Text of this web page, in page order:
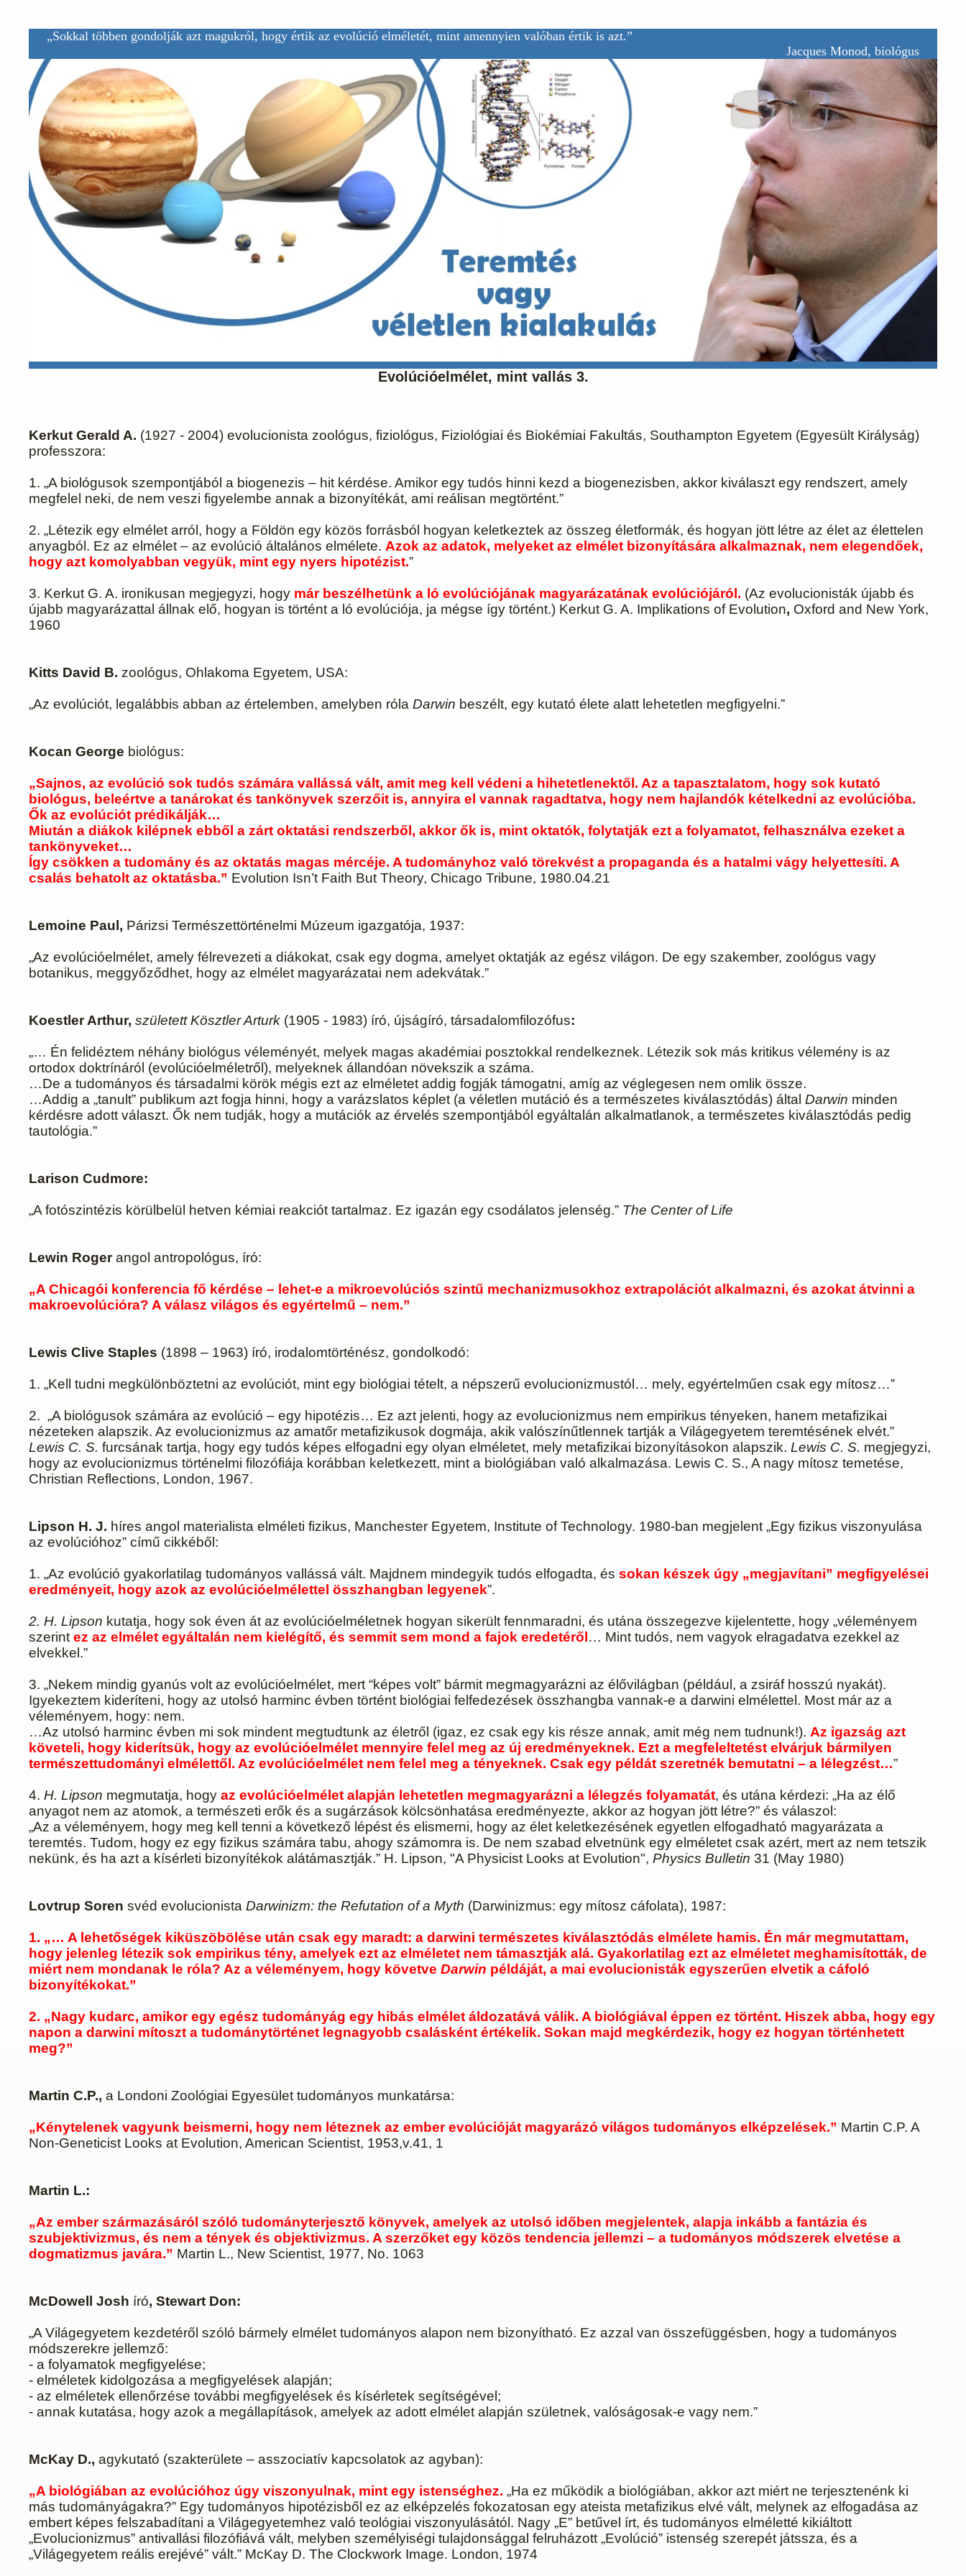
„Sokkal többen gondolják azt magukról, hogy értik az evolúció elméletét, mint amennyien valóban értik is azt.”
Jacques Monod, biológus
Evolúcióelmélet, mint vallás 3.
Kerkut Gerald A. (1927 - 2004) evolucionista zoológus, fiziológus, Fiziológiai és Biokémiai Fakultás, Southampton Egyetem (Egyesült Királyság)
professzora:
1. „A biológusok szempontjából a biogenezis – hit kérdése. Amikor egy tudós hinni kezd a biogenezisben, akkor kiválaszt egy rendszert, amely
megfelel neki, de nem veszi figyelembe annak a bizonyítékát, ami reálisan megtörtént.”
2. „Létezik egy elmélet arról, hogy a Földön egy közös forrásból hogyan keletkeztek az összeg életformák, és hogyan jött létre az élet az élettelen
anyagból. Ez az elmélet – az evolúció általános elmélete. Azok az adatok, melyeket az elmélet bizonyítására alkalmaznak, nem elegendőek,
hogy azt komolyabban vegyük, mint egy nyers hipotézist.”
3. Kerkut G. A. ironikusan megjegyzi, hogy már beszélhetünk a ló evolúciójának magyarázatának evolúciójáról. (Az evolucionisták újabb és
újabb magyarázattal állnak elő, hogyan is történt a ló evolúciója, ja mégse így történt.) Kerkut G. A. Implikations of Evolution, Oxford and New York,
1960
Kitts David B. zoológus, Ohlakoma Egyetem, USA:
„Az evolúciót, legalábbis abban az értelemben, amelyben róla Darwin beszélt, egy kutató élete alatt lehetetlen megfigyelni.”
Kocan George biológus:
„Sajnos, az evolúció sok tudós számára vallássá vált, amit meg kell védeni a hihetetlenektől. Az a tapasztalatom, hogy sok kutató
biológus, beleértve a tanárokat és tankönyvek szerzőit is, annyira el vannak ragadtatva, hogy nem hajlandók kételkedni az evolúcióba.
Ők az evolúciót prédikálják…
Miután a diákok kilépnek ebből a zárt oktatási rendszerből, akkor ők is, mint oktatók, folytatják ezt a folyamatot, felhasználva ezeket a
tankönyveket…
Így csökken a tudomány és az oktatás magas mércéje. A tudományhoz való törekvést a propaganda és a hatalmi vágy helyettesíti. A
csalás behatolt az oktatásba.” Evolution Isn’t Faith But Theory, Chicago Tribune, 1980.04.21
Lemoine Paul, Párizsi Természettörténelmi Múzeum igazgatója, 1937:
„Az evolúcióelmélet, amely félrevezeti a diákokat, csak egy dogma, amelyet oktatják az egész világon. De egy szakember, zoológus vagy
botanikus, meggyőződhet, hogy az elmélet magyarázatai nem adekvátak.”
Koestler Arthur, született Kösztler Arturk (1905 - 1983) író, újságíró, társadalomfilozófus:
„… Én felidéztem néhány biológus véleményét, melyek magas akadémiai posztokkal rendelkeznek. Létezik sok más kritikus vélemény is az
ortodox doktrínáról (evolúcióelméletről), melyeknek állandóan növekszik a száma.
…De a tudományos és társadalmi körök mégis ezt az elméletet addig fogják támogatni, amíg az véglegesen nem omlik össze.
…Addig a „tanult” publikum azt fogja hinni, hogy a varázslatos képlet (a véletlen mutáció és a természetes kiválasztódás) által Darwin minden
kérdésre adott választ. Ők nem tudják, hogy a mutációk az érvelés szempontjából egyáltalán alkalmatlanok, a természetes kiválasztódás pedig
tautológia.”
Larison Cudmore:
„A fotószintézis körülbelül hetven kémiai reakciót tartalmaz. Ez igazán egy csodálatos jelenség.” The Center of Life
Lewin Rogerangol antropológus, író:
„A Chicagói konferencia fő kérdése – lehet-e a mikroevolúciós szintű mechanizmusokhoz extrapolációt alkalmazni, és azokat átvinni a
makroevolúcióra? A válasz világos és egyértelmű – nem.”
Lewis Clive Staples (1898 – 1963) író, irodalomtörténész, gondolkodó:
1. „Kell tudni megkülönböztetni az evolúciót, mint egy biológiai tételt, a népszerű evolucionizmustól… mely, egyértelműen csak egy mítosz…”
2. „A biológusok számára az evolúció – egy hipotézis… Ez azt jelenti, hogy az evolucionizmus nem empirikus tényeken, hanem metafizikai
nézeteken alapszik. Az evolucionizmus az amatőr metafizikusok dogmája, akik valószínűtlennek tartják a Világegyetem teremtésének elvét.”
Lewis C. S. furcsának tartja, hogy egy tudós képes elfogadni egy olyan elméletet, mely metafizikai bizonyításokon alapszik. Lewis C. S. megjegyzi,
hogy az evolucionizmus történelmi filozófiája korábban keletkezett, mint a biológiában való alkalmazása. Lewis C. S., A nagy mítosz temetése,
Christian Reflections, London, 1967.
Lipson H. J. híres angol materialista elméleti fizikus, Manchester Egyetem, Institute of Technology. 1980-ban megjelent „Egy fizikus viszonyulása
az evolúcióhoz” című cikkéből:
1. „Az evolúció gyakorlatilag tudományos vallássá vált. Majdnem mindegyik tudós elfogadta, és sokan készek úgy „megjavítani” megfigyelései
eredményeit, hogy azok az evolúcióelmélettel összhangban legyenek”.
2. H. Lipson kutatja, hogy sok éven át az evolúcióelméletnek hogyan sikerült fennmaradni, és utána összegezve kijelentette, hogy „véleményem
szerint ez az elmélet egyáltalán nem kielégítő, és semmit sem mond a fajok eredetéről … Mint tudós, nem vagyok elragadatva ezekkel az
elvekkel.”
3. „Nekem mindig gyanús volt az evolúcióelmélet, mert “képes volt” bármit megmagyarázni az élővilágban (például, a zsiráf hosszú nyakát).
Igyekeztem kideríteni, hogy az utolsó harminc évben történt biológiai felfedezések összhangba vannak-e a darwini elmélettel. Most már az a
véleményem, hogy: nem.
…Az utolsó harminc évben mi sok mindent megtudtunk az életről (igaz, ez csak egy kis része annak, amit még nem tudnunk!). Az igazság azt
követeli, hogy kiderítsük, hogy az evolúcióelmélet mennyire felel meg az új eredményeknek. Ezt a megfeleltetést elvárjuk bármilyen
természettudományi elmélettől. Az evolúcióelmélet nem felel meg a tényeknek. Csak egy példát szeretnék bemutatni – a lélegzést…”
4. Н. Lipson megmutatja, hogy az evolúcióelmélet alapján lehetetlen megmagyarázni a lélegzés folyamatát, és utána kérdezi: „Ha az élő
anyagot nem az atomok, a természeti erők és a sugárzások kölcsönhatása eredményezte, akkor az hogyan jött létre?” és válaszol:
„Az a véleményem, hogy meg kell tenni a következő lépést és elismerni, hogy az élet keletkezésének egyetlen elfogadható magyarázata a
teremtés. Tudom, hogy ez egy fizikus számára tabu, ahogy számomra is. De nem szabad elvetnünk egy elméletet csak azért, mert az nem tetszik
nekünk, és ha azt a kísérleti bizonyítékok alátámasztják.” H. Lipson, "A Physicist Looks at Evolution", Physics Bulletin 31 (May 1980)
Lovtrup Soren svéd evolucionista Darwinizm: the Refutation of a Myth (Darwinizmus: egy mítosz cáfolata), 1987:
1. „… A lehetőségek kiküszöbölése után csak egy maradt: a darwini természetes kiválasztódás elmélete hamis. Én már megmutattam,
hogy jelenleg létezik sok empirikus tény, amelyek ezt az elméletet nem támasztják alá. Gyakorlatilag ezt az elméletet meghamisították, de
miért nem mondanak le róla? Az a véleményem, hogy követve Darwin példáját, a mai evolucionisták egyszerűen elvetik a cáfoló
bizonyítékokat.”
2. „Nagy kudarc, amikor egy egész tudományág egy hibás elmélet áldozatává válik. A biológiával éppen ez történt. Hiszek abba, hogy egy
napon a darwini mítoszt a tudománytörténet legnagyobb csalásként értékelik. Sokan majd megkérdezik, hogy ez hogyan történhetett
meg?”
Martin C.P., a Londoni Zoológiai Egyesület tudományos munkatársa:
„Kénytelenek vagyunk beismerni, hogy nem léteznek az ember evolúcióját magyarázó világos tudományos elképzelések.” Martin C.P. A
Non-Geneticist Looks at Evolution, American Scientist, 1953,v.41, 1
Martin L.:
„Az ember származásáról szóló tudományterjesztő könyvek, amelyek az utolsó időben megjelentek, alapja inkább a fantázia és
szubjektivizmus, és nem a tények és objektivizmus. A szerzőket egy közös tendencia jellemzi – a tudományos módszerek elvetése a
dogmatizmus javára.” Martin L., New Scientist, 1977, No. 1063
McDowell Josh író, Stewart Don:
„A Világegyetem kezdetéről szóló bármely elmélet tudományos alapon nem bizonyítható. Ez azzal van összefüggésben, hogy a tudományos
módszerekre jellemző:
- a folyamatok megfigyelése;
- elméletek kidolgozása a megfigyelések alapján;
- az elméletek ellenőrzése további megfigyelések és kísérletek segítségével;
- annak kutatása, hogy azok a megállapítások, amelyek az adott elmélet alapján születnek, valóságosak-e vagy nem.”
McKay D., agykutató (szakterülete – asszociatív kapcsolatok az agyban):
„A biológiában az evolúcióhoz úgy viszonyulnak, mint egy istenséghez. „Ha ez működik a biológiában, akkor azt miért ne terjesztenénk ki
más tudományágakra?” Egy tudományos hipotézisből ez az elképzelés fokozatosan egy ateista metafizikus elvé vált, melynek az elfogadása az
embert képes felszabadítani a Világegyetemhez való teológiai viszonyulásától. Nagy „E” betűvel írt, és tudományos elméletté kikiáltott
„Evolucionizmus” antivallási filozófiává vált, melyben személyiségi tulajdonsággal felruházott „Evolúció” istenség szerepét játssza, és a
„Világegyetem reális erejévé” vált.” McKay D. The Clockwork Image. London, 1974